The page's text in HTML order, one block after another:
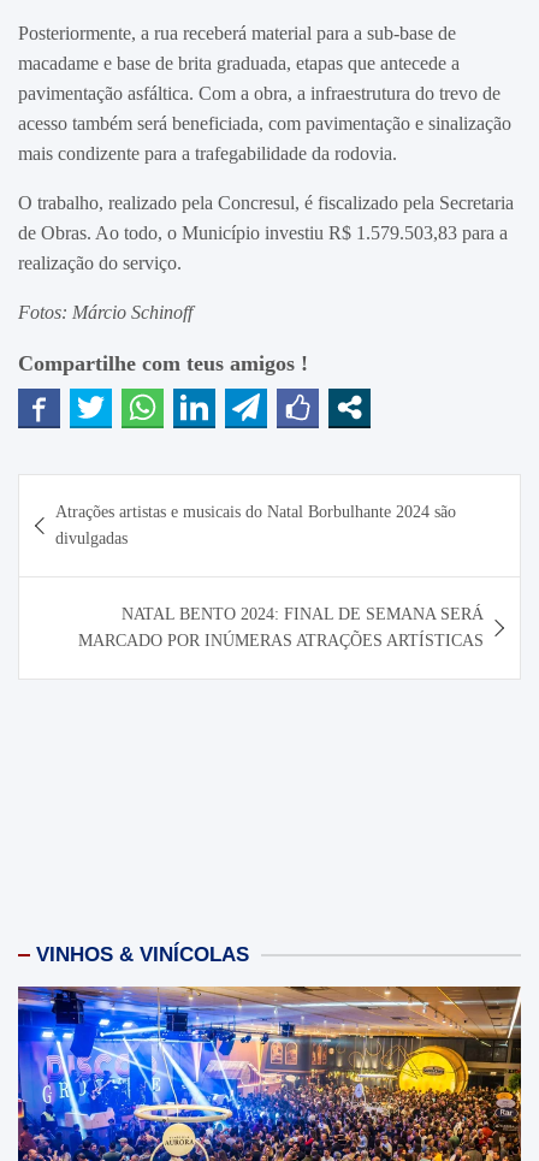
Posteriormente, a rua receberá material para a sub-base de
macadame e base de brita graduada, etapas que antecede a
pavimentação asfáltica. Com a obra, a infraestrutura do trevo de
acesso também será beneficiada, com pavimentação e sinalização
mais condizente para a trafegabilidade da rodovia.
O trabalho, realizado pela Concresul, é fiscalizado pela Secretaria
de Obras. Ao todo, o Município investiu R$ 1.579.503,83 para a
realização do serviço.
Fotos: Márcio Schinoff
Compartilhe com teus amigos !
de
Post
Atrações artistas e musicais do Natal Borbulhante 2024 são
divulgadas
NATAL BENTO 2024: FINAL DE SEMANA SERÁ
MARCADO POR INÚMERAS ATRAÇÕES ARTÍSTICAS
VINHOS & VINÍCOLAS